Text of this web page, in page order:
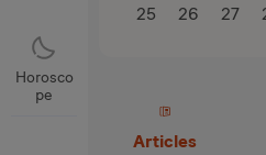
Horosco
pe
25 26 27
Articles